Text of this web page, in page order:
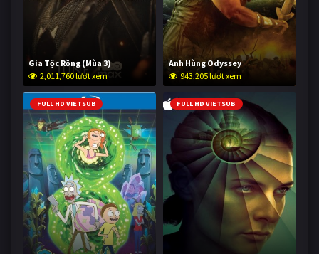
Gia Tộc Rồng (Mùa 3)
2,011,760 lượt xem
Anh Hùng Odyssey
943,205 lượt xem
FULL HD VIETSUB FULL HD VIETSUB